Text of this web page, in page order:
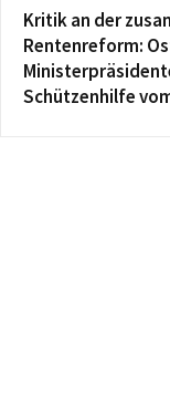
Kritik an der
Rentenreform:
Schützenhilfe